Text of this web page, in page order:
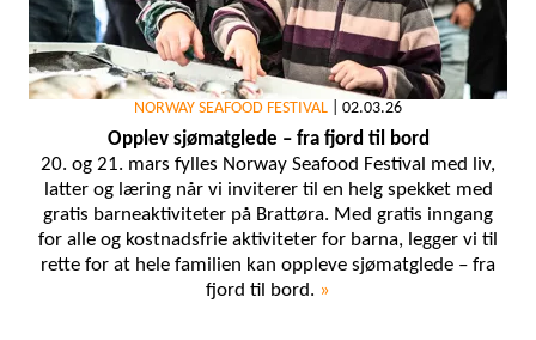
NORWAY SEAFOOD FESTIVAL 02.03.26
Opplev sjømatglede – fra fjord til bord
20. og 21. mars fylles Norway Seafood Festival med liv,
latter og læring når vi inviterer til en helg spekket med
gratis barneaktiviteter på Brattøra. Med gratis inngang
for alle og kostnadsfrie aktiviteter for barna, legger vi til
rette for at hele familien kan oppleve sjømatglede – fra
fjord til bord. »